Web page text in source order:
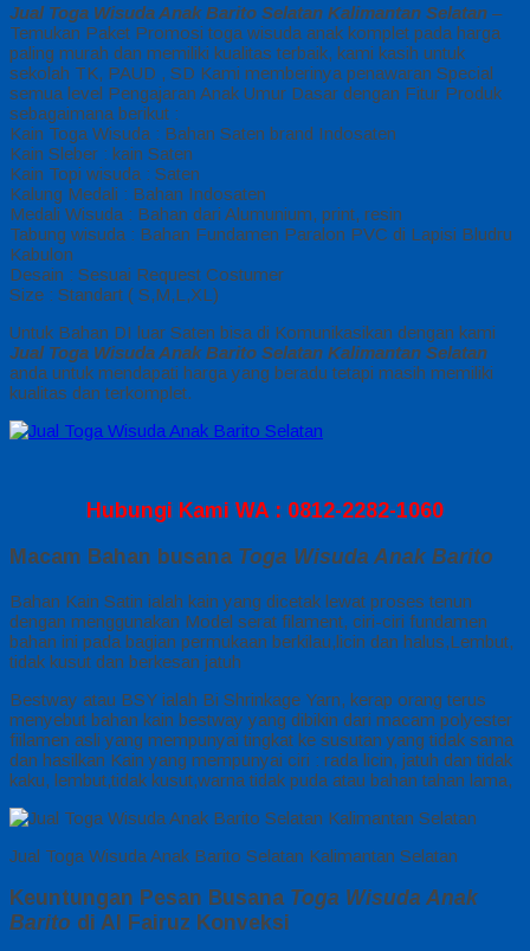
Jual Toga Wisuda Anak Barito Selatan Kalimantan Selatan –
Temukan Paket Promosi toga wisuda anak komplet pada harga
paling murah dan memiliki kualitas terbaik, kami kasih untuk
sekolah TK, PAUD , SD Kami memberinya penawaran Special
semua level Pengajaran Anak Umur Dasar dengan Fitur Produk
sebagaimana berikut :
Kain Toga Wisuda : Bahan Saten brand Indosaten
Kain Sleber : kain Saten
Kain Topi wisuda : Saten
Kalung Medali : Bahan Indosaten
Medali Wisuda : Bahan dari Alumunium, print, resin
Tabung wisuda : Bahan Fundamen Paralon PVC di Lapisi Bludru
Kabulon
Desain : Sesuai Request Costumer
Size : Standart ( S,M,L,XL)
Untuk Bahan DI luar Saten bisa di Komunikasikan dengan kami
Jual Toga Wisuda Anak Barito Selatan Kalimantan Selatan
anda untuk mendapati harga yang beradu tetapi masih memiliki
kualitas dan terkomplet.
Hubungi Kami WA : 0812-2282-1060
Macam Bahan busana Toga Wisuda Anak Barito
Bahan Kain Satin ialah kain yang dicetak lewat proses tenun
dengan menggunakan Model serat filament, ciri-ciri fundamen
bahan ini pada bagian permukaan berkilau,licin dan halus,Lembut,
tidak kusut dan berkesan jatuh
Bestway atau BSY ialah Bi Shrinkage Yarn, kerap orang terus
menyebut bahan kain bestway yang dibikin dari macam polyester
fiilamen asli yang mempunyai tingkat ke susutan yang tidak sama
dan hasilkan Kain yang mempunyai ciri : rada licin, jatuh dan tidak
kaku, lembut,tidak kusut,warna tidak puda atau bahan tahan lama,
Jual Toga Wisuda Anak Barito Selatan Kalimantan Selatan
Keuntungan Pesan Busana Toga Wisuda Anak
Barito di Al Fairuz Konveksi